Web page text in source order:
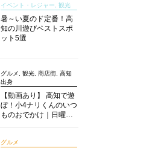
説！
イベント・レジャー, 観光
暑～い夏のド定番！高
知の川遊びベストスポ
ット5選
グルメ, 観光, 商店街, 高知
出身
【動画あり】 高知で遊
ぼ！小4ナリくんのいつ
ものおでかけ｜日曜市
グルメ